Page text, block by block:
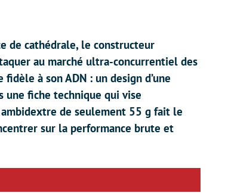
de cathédrale, le constructeur
au marché ultra-concurrentiel des
à son ADN : un design d’une
une fiche technique qui vise
de seulement 55 g fait le
sur la performance brute et